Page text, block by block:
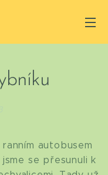
autobusem
se přesunuli k